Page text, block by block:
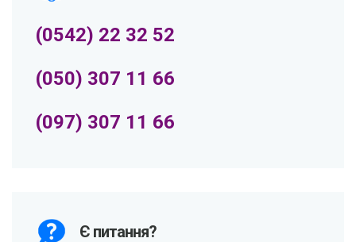
(0542) 22 32 52
(050) 307 11 66
(097) 307 11 66
Є питання?